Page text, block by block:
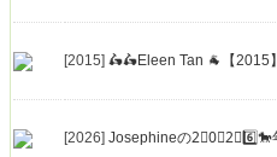
[2015] 🛵🛵Eleen Tan 🐐【2015
[2026] Josephineの2⃣0⃣2⃣6️⃣🐎